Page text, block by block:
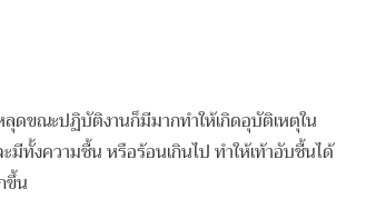
ลุดขณะปฏิบัติงานก็มีมากทำให้เกิดอุบัติเหตุใน
มีทั้งความชื้น หรือร้อนเกินไป ทำให้เท้าอับชื้นได้
ขึ้น